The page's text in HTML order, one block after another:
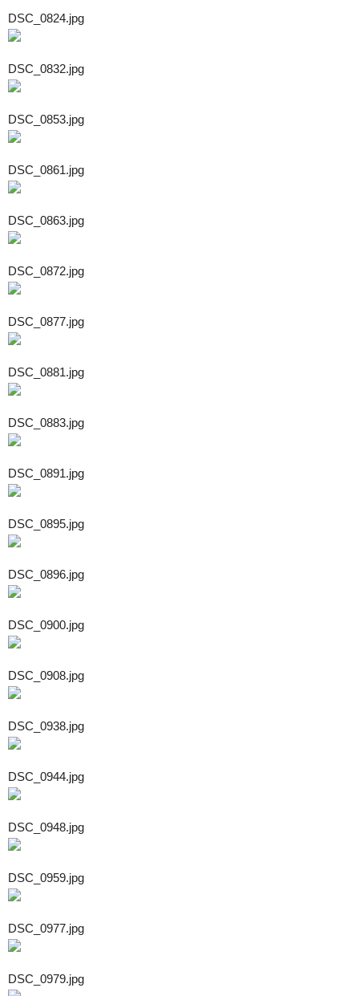
DSC_0824.jpg
DSC_0832.jpg
DSC_0853.jpg
DSC_0861.jpg
DSC_0863.jpg
DSC_0872.jpg
DSC_0877.jpg
DSC_0881.jpg
DSC_0883.jpg
DSC_0891.jpg
DSC_0895.jpg
DSC_0896.jpg
DSC_0900.jpg
DSC_0908.jpg
DSC_0938.jpg
DSC_0944.jpg
DSC_0948.jpg
DSC_0959.jpg
DSC_0977.jpg
DSC_0979.jpg